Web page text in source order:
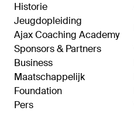
Historie
Jeugdopleiding
Ajax Coaching Academy
Sponsors & Partners
Business
Maatschappelijk
Foundation
Pers